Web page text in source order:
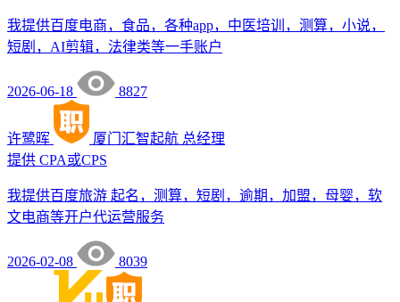
我提供百度电商，食品，各种app，中医培训，测算，小说，
短剧，AI剪辑，法律类等一手账户
2026-06-18 8827
许鹭晖 厦门汇智起航 总经理
提供 CPA或CPS
我提供百度旅游 起名，测算，短剧，逾期，加盟，母婴，软
文电商等开户代运营服务
2026-02-08 8039